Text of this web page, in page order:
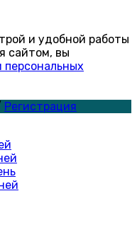
и удобной работы
сайтом, вы
персональных
Регистрация